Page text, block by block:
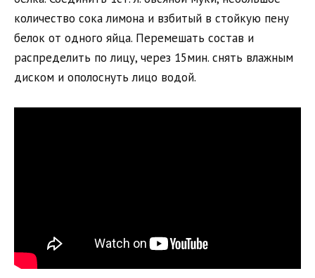
количество сока лимона и взбитый в стойкую пену
белок от одного яйца. Перемешать состав и
распределить по лицу, через 15мин. снять влажным
диском и ополоснуть лицо водой.